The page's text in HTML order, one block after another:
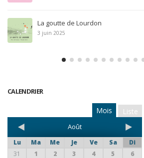
Année anniversaire
CALENDRIER
Liste
Mois
Août
Lu Ma Me Je Ve Sa
Di
31
1 2 3 4 5
6